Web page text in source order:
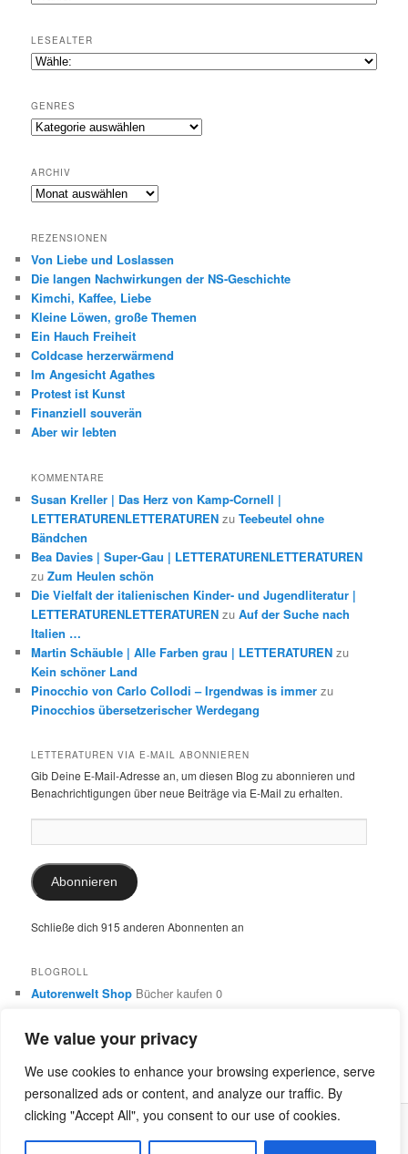
We value your privacy
We use cookies to enhance your browsing experience, serve
personalized ads or content, and analyze our traffic. By
clicking "Accept All", you consent to our use of cookies.
LESEALTER
GENRES
Genres
ARCHIV
Archiv
REZENSIONEN
Von Liebe und Loslassen
Die langen Nachwirkungen der NS-Geschichte
Kimchi, Kaffee, Liebe
Kleine Löwen, große Themen
Ein Hauch Freiheit
Coldcase herzerwärmend
Im Angesicht Agathes
Protest ist Kunst
Finanziell souverän
Aber wir lebten
KOMMENTARE
Susan Kreller | Das Herz von Kamp-Cornell |
LETTERATURENLETTERATUREN zuTeebeutel ohne
Bändchen
Bea Davies | Super-Gau | LETTERATURENLETTERATUREN
zuZum Heulen schön
Die Vielfalt der italienischen Kinder- und Jugendliteratur |
LETTERATURENLETTERATUREN zuAuf der Suche nach
Italien …
Martin Schäuble | Alle Farben grau | LETTERATUREN zu
Kein schöner Land
Pinocchio von Carlo Collodi – Irgendwas is immer zu
Pinocchios übersetzerischer Werdegang
LETTERATUREN VIA E-MAIL ABONNIEREN
Gib Deine E-Mail-Adresse an, um diesen Blog zu abonnieren und
Benachrichtigungen über neue Beiträge via E-Mail zu erhalten.
Mail-
Adresse:
Abonnieren
Schließe dich 915 anderen Abonnenten an
BLOGROLL
Autorenwelt Shop Bücher kaufen 0
0
Dr. Ulrike SchimmingÜbersetzungen aus dem Italienischen
und Englischen 0
Stolz präsentiert von WordPress